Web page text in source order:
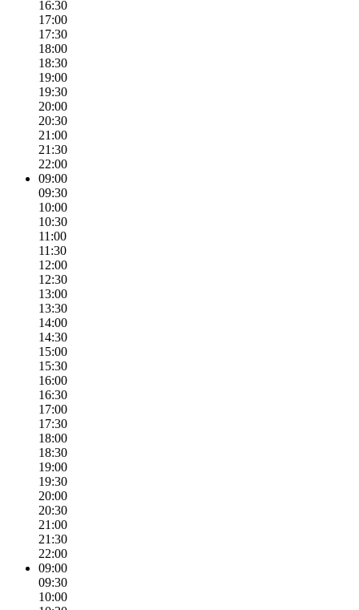
16:30
17:00
17:30
18:00
18:30
19:00
19:30
20:00
20:30
21:00
21:30
22:00
09:00
09:30
10:00
10:30
11:00
11:30
12:00
12:30
13:00
13:30
14:00
14:30
15:00
15:30
16:00
16:30
17:00
17:30
18:00
18:30
19:00
19:30
20:00
20:30
21:00
21:30
22:00
09:00
09:30
10:00